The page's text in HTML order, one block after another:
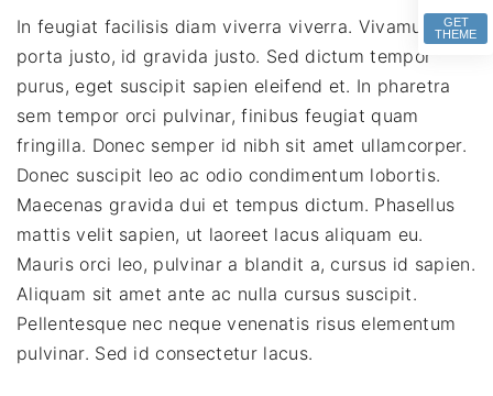
In feugiat facilisis diam viverra viverra. Vivamus eu
porta justo, id gravida justo. Sed dictum tempor
purus, eget suscipit sapien eleifend et. In pharetra
sem tempor orci pulvinar, finibus feugiat quam
fringilla. Donec semper id nibh sit amet ullamcorper.
Donec suscipit leo ac odio condimentum lobortis.
Maecenas gravida dui et tempus dictum. Phasellus
mattis velit sapien, ut laoreet lacus aliquam eu.
Mauris orci leo, pulvinar a blandit a, cursus id sapien.
Aliquam sit amet ante ac nulla cursus suscipit.
Pellentesque nec neque venenatis risus elementum
pulvinar. Sed id consectetur lacus.
GET
THEME